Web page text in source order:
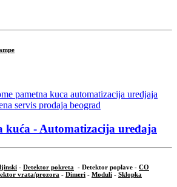
kuća - Automatizacija uređaja
- Detektor pokreta - Detektor poplave - CO
vrata/prozora - Dimeri - Moduli - Sklopka